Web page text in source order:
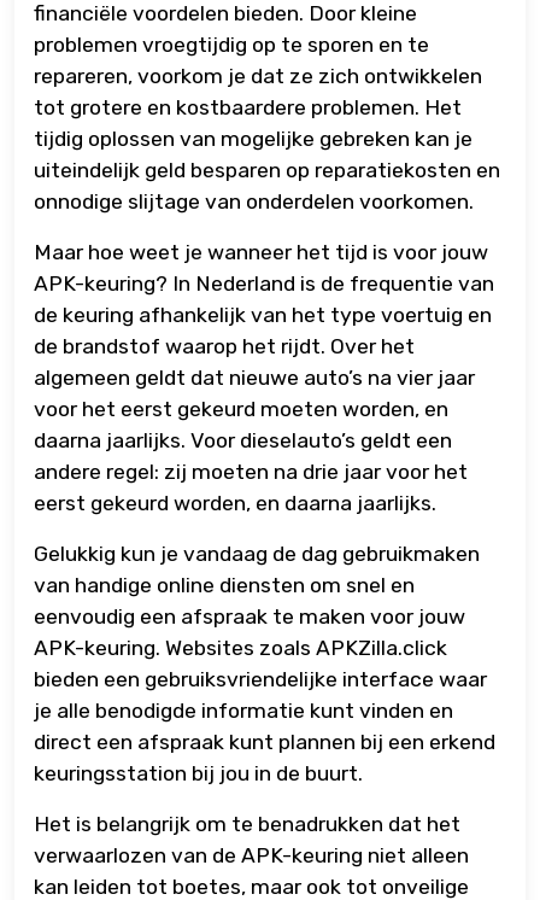
financiële voordelen bieden. Door kleine
problemen vroegtijdig op te sporen en te
repareren, voorkom je dat ze zich ontwikkelen
tot grotere en kostbaardere problemen. Het
tijdig oplossen van mogelijke gebreken kan je
uiteindelijk geld besparen op reparatiekosten en
onnodige slijtage van onderdelen voorkomen.
Maar hoe weet je wanneer het tijd is voor jouw
APK-keuring? In Nederland is de frequentie van
de keuring afhankelijk van het type voertuig en
de brandstof waarop het rijdt. Over het
algemeen geldt dat nieuwe auto’s na vier jaar
voor het eerst gekeurd moeten worden, en
daarna jaarlijks. Voor dieselauto’s geldt een
andere regel: zij moeten na drie jaar voor het
eerst gekeurd worden, en daarna jaarlijks.
Gelukkig kun je vandaag de dag gebruikmaken
van handige online diensten om snel en
eenvoudig een afspraak te maken voor jouw
APK-keuring. Websites zoals APKZilla.click
bieden een gebruiksvriendelijke interface waar
je alle benodigde informatie kunt vinden en
direct een afspraak kunt plannen bij een erkend
keuringsstation bij jou in de buurt.
Het is belangrijk om te benadrukken dat het
verwaarlozen van de APK-keuring niet alleen
kan leiden tot boetes, maar ook tot onveilige